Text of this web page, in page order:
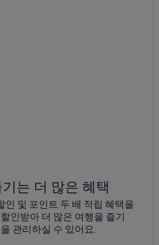
는 더 많은 혜택
및 포인트 두 배 적립 혜택을
인받아 더 많은 여행을 즐기
관리하실 수 있어요.